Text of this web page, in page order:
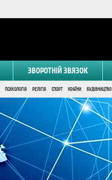
ЗВОРОТНІЙ ЗВЯЗОК
ПСИХОЛОГІЯ РЕЛІГІЯ СПОРТ КРАЇНИ БУДІВНИЦТВО